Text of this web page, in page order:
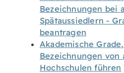
Bezeichnungen bei
Spätaussiedlern -
beantragen
Akademische
Bezeichnungen von
Hochschulen führen